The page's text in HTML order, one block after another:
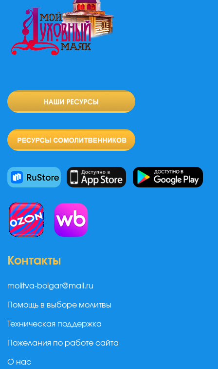
Контакты
molitva-bolgar@mail.ru
Помощь в выборе молитвы
Техническая поддержка
Пожелания по работе сайта
О нас